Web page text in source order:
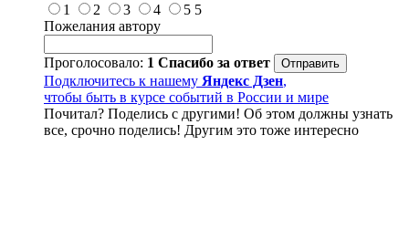
1
2 3 4 5 5
Пожелания автору
Проголосовало: 1 Спасибо за ответ
Подключитесь к нашему Яндекс Дзен,
чтобы быть в курсе событий в России и мире
Почитал? Поделись с другими! Об этом должны узнать
все, срочно поделись! Другим это тоже интересно